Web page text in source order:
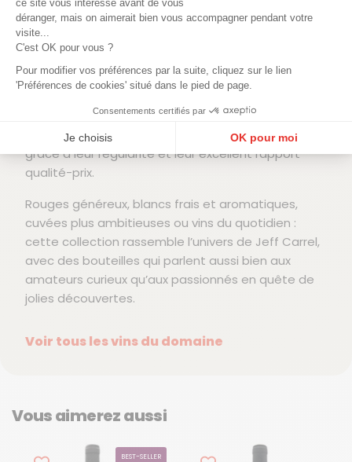
ce site vous intéresse avant de vous
déranger, mais on aimerait bien vous accompagner pendant votre
visite...
C'est OK pour vous ?
Pour modifier vos préférences par la suite, cliquez sur le lien
'Préférences de cookies' situé dans le pied de page.
Consentements certifiés par
Je choisis OK pour moi
Axeptio consent
Plateforme de Gestion du Consentement : Personnalisez vos Options
sincères et souvent très bien faites pour leur prix.
Son approche repose avant tout sur le fruit,
l’équilibre et le plaisir de dégustation. Pas de
maquillage inutile : les vins de Jeff Carrel cherchent
à rester gourmands, digestes et fidèles à leur
terroir. Certaines cuvées sont devenues de vrais
incontournables pour les amateurs de vins du Sud,
grâce à leur régularité et leur excellent rapport
qualité-prix.
Rouges généreux, blancs frais et aromatiques,
cuvées plus ambitieuses ou vins du quotidien :
cette collection rassemble l’univers de Jeff Carrel,
avec des bouteilles qui parlent aussi bien aux
amateurs curieux qu’aux passionnés en quête de
jolies découvertes.
Voir tous les vins du domaine
Vous aimerez aussi
BEST-SELLER